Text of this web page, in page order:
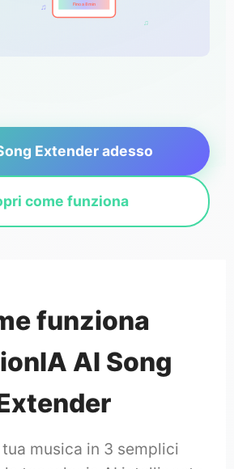
Fino a 8 min
♫
♫
Extender adesso
come funziona
funziona
AI Song
musica in 3 semplici